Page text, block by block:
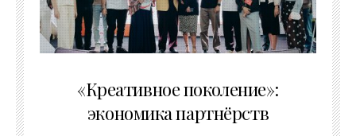
«Креативное поколение»:
экономика партнёрств